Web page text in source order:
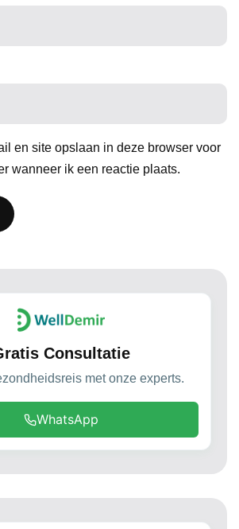
en site opslaan in deze browser voor
wanneer ik een reactie plaats.
Consultatie
met onze experts.
WhatsApp